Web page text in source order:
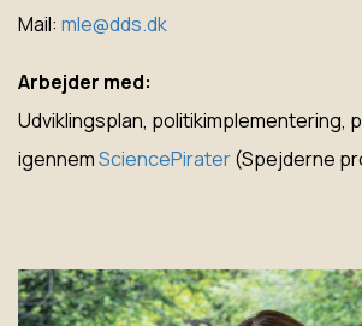
Mail: mle@dds.dk
Arbejder med:
Udviklingsplan, politikimplementering,
igennemSciencePirater(Spejderne